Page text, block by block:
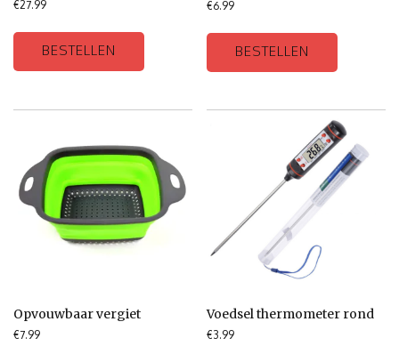
€27.99
BESTELLEN
€6.99
BESTELLEN
Opvouwbaar vergiet
€7.99
Voedsel thermometer rond
€3.99